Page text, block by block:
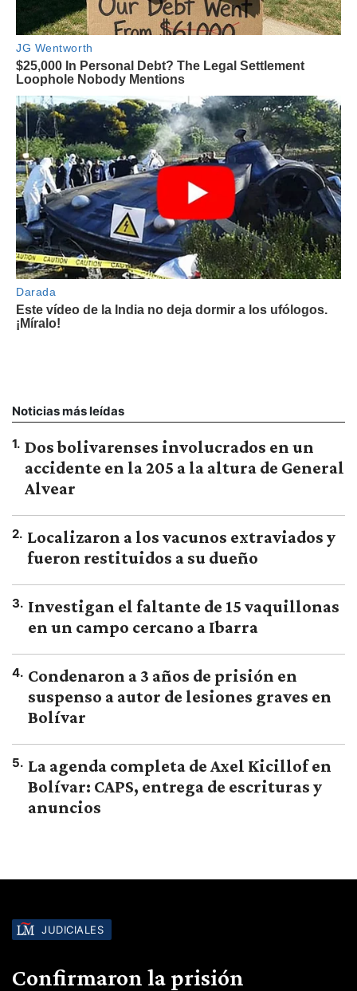
Noticias más leídas
1. Dos bolivarenses involucrados en un
accidente en la 205 a la altura de General
Alvear
2. Localizaron a los vacunos extraviados y
fueron restituidos a su dueño
3. Investigan el faltante de 15 vaquillonas
en un campo cercano a Ibarra
4. Condenaron a 3 años de prisión en
suspenso a autor de lesiones graves en
Bolívar
5. La agenda completa de Axel Kicillof en
Bolívar: CAPS, entrega de escrituras y
anuncios
JUDICIALES
Confirmaron la prisión